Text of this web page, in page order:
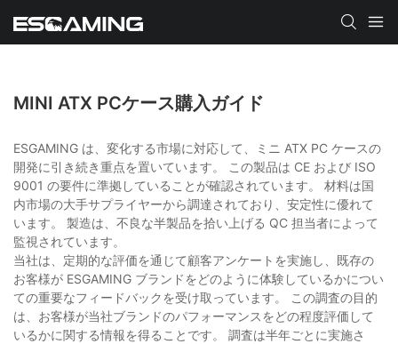
MINI ATX PCケース購入ガイド
ESGAMING は、変化する市場に対応して、ミニ ATX PC ケースの
開発に引き続き重点を置いています。 この製品は CE および ISO
9001 の要件に準拠していることが確認されています。 材料は国
内市場の大手サプライヤーから調達されており、安定性に優れて
います。 製造は、不良な半製品を拾い上げる QC 担当者によって
監視されています。
当社は、定期的な評価を通じて顧客アンケートを実施し、既存の
お客様が ESGAMING ブランドをどのように体験しているかについ
ての重要なフィードバックを受け取っています。 この調査の目的
は、お客様が当社ブランドのパフォーマンスをどの程度評価して
いるかに関する情報を得ることです。 調査は半年ごとに実施さ